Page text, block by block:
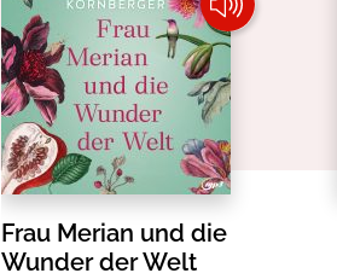
Frau Merian und die
Wunder der Welt